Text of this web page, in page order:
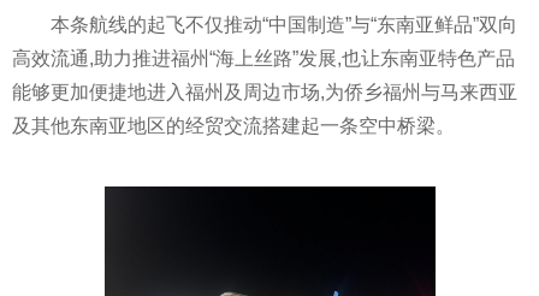
本条航线的起飞不仅推动“中国制造”与“东南亚鲜品”双向
高效流通,助力推进福州“海上丝路”发展,也让东南亚特色产品
能够更加便捷地进入福州及周边市场,为侨乡福州与马来西亚
及其他东南亚地区的经贸交流搭建起一条空中桥梁。